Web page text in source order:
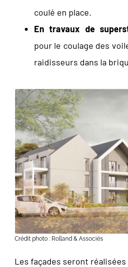
coulé en place.
En travaux de
pour le coulage des
raidisseurs dans la
Crédit photo : Rolland & Associés
Les façades seront